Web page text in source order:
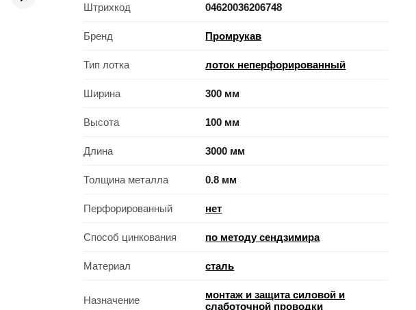
Штрихкод 04620036206748
Бренд Промрукав
Тип лотка лоток неперфорированный
Ширина 300 мм
Высота 100 мм
Длина 3000 мм
Толщина металла 0.8 мм
Перфорированный нет
Способ цинкования по методу сендзимира
Материал сталь
Назначение
монтаж и защита силовой и
слаботочной проводки